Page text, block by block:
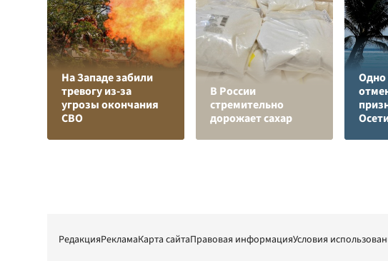
На Западе забили
тревогу из-за
угрозы окончания
СВО
В России
стремительно
дорожает сахар
Одно
РедакцияРекламаКарта сайтаПравовая информацияУсловия